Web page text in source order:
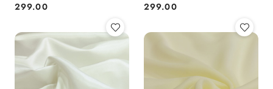
Cena:
299.00 Cena:
299.00